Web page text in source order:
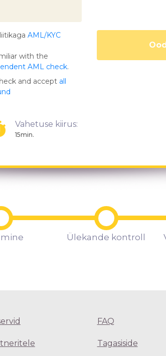
AML/KYC
with the
AML check.
and accept all
Vahetuse kiirus:
15min.
Ülekande kontroll
FAQ
Tagasiside